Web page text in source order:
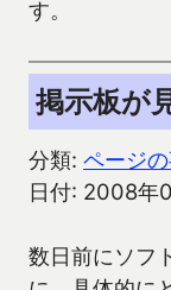
す。
掲示板が
分類: ページ
日付: 2008年
数日前にソフ